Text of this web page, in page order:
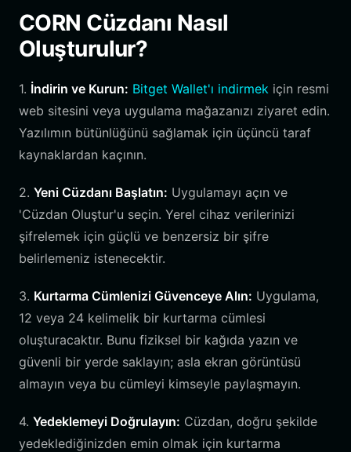
CORN Cüzdanı Nasıl
Oluşturulur?
1. İndirin ve Kurun: Bitget Wallet'ı indirmek için resmi
web sitesini veya uygulama mağazanızı ziyaret edin.
Yazılımın bütünlüğünü sağlamak için üçüncü taraf
kaynaklardan kaçının.
2. Yeni Cüzdanı Başlatın: Uygulamayı açın ve
'Cüzdan Oluştur'u seçin. Yerel cihaz verilerinizi
şifrelemek için güçlü ve benzersiz bir şifre
belirlemeniz istenecektir.
3. Kurtarma Cümlenizi Güvenceye Alın: Uygulama,
12 veya 24 kelimelik bir kurtarma cümlesi
oluşturacaktır. Bunu fiziksel bir kağıda yazın ve
güvenli bir yerde saklayın; asla ekran görüntüsü
almayın veya bu cümleyi kimseyle paylaşmayın.
4. Yedeklemeyi Doğrulayın: Cüzdan, doğru şekilde
yedeklediğinizden emin olmak için kurtarma